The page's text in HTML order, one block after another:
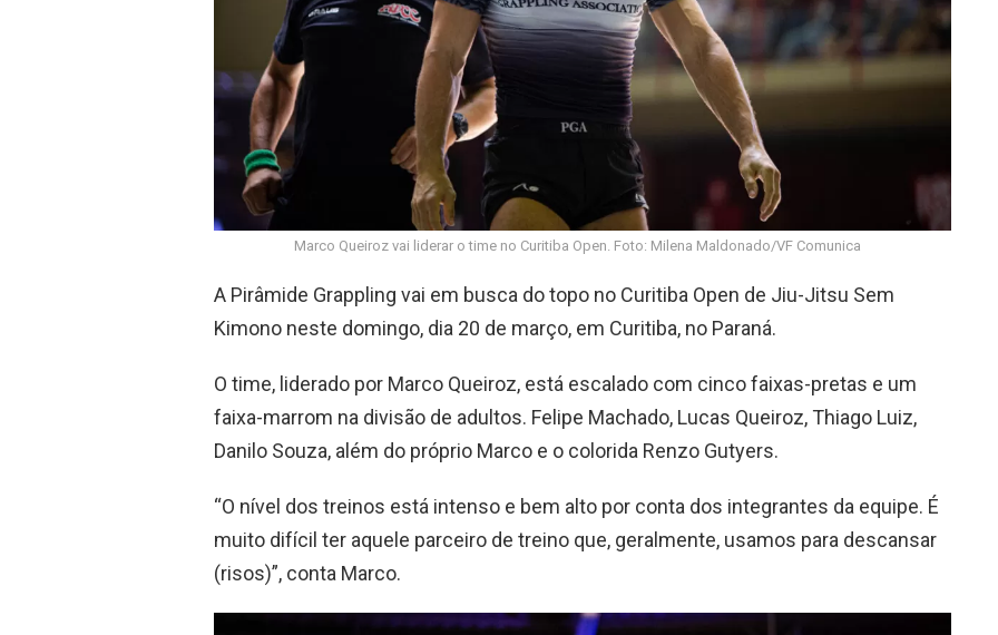
Marco Queiroz vai liderar o time no Curitiba Open. Foto: Milena Maldonado/VF Comunica
A Pirâmide Grappling vai em busca do topo no Curitiba Open de Jiu-Jitsu Sem
Kimono neste domingo, dia 20 de março, em Curitiba, no Paraná.
O time, liderado por Marco Queiroz, está escalado com cinco faixas-pretas e um
faixa-marrom na divisão de adultos. Felipe Machado, Lucas Queiroz, Thiago Luiz,
Danilo Souza, além do próprio Marco e o colorida Renzo Gutyers.
“O nível dos treinos está intenso e bem alto por conta dos integrantes da equipe. É
muito difícil ter aquele parceiro de treino que, geralmente, usamos para descansar
(risos)”, conta Marco.